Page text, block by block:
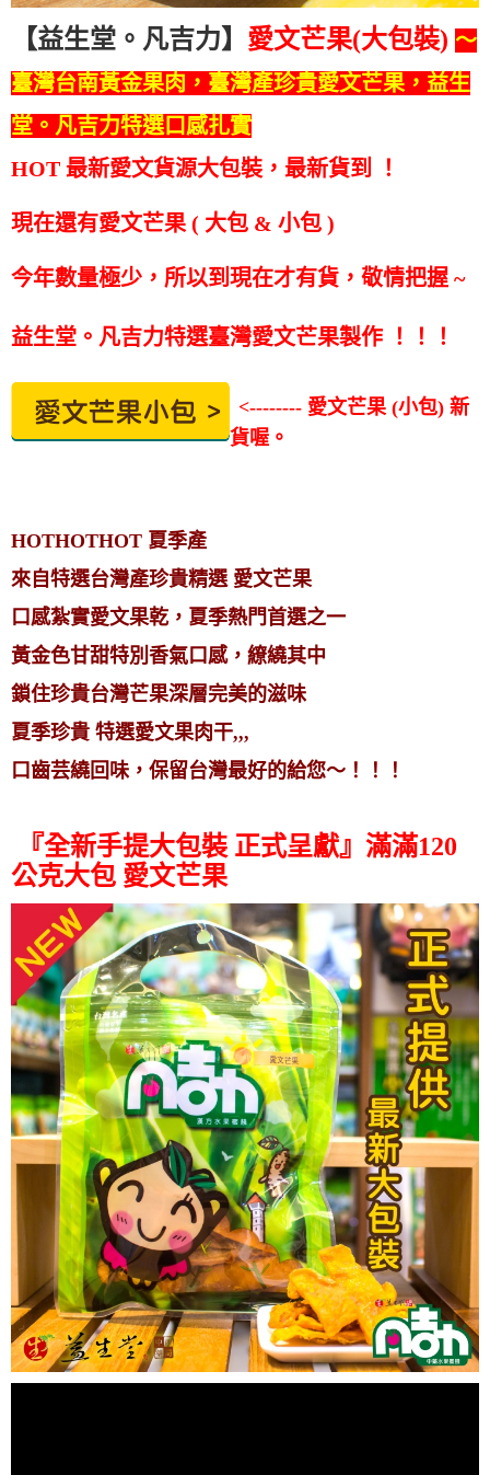
【益生堂。凡吉力】 愛文芒果(大包裝) ～
臺灣台南黃金果肉，臺灣產珍貴愛文芒果，益生
堂。凡吉力特選口感扎實
HOT 最新愛文貨源大包裝，最新貨到 ！
現在還有愛文芒果 ( 大包 & 小包 )
今年數量極少，所以到現在才有貨，敬情把握 ~
益生堂。凡吉力特選臺灣愛文芒果製作 ！！！
<-------- 愛文芒果 (小包) 新
貨喔。
HOTHOTHOT 夏季產
來自特選台灣產珍貴精選 愛文芒果
口感紮實愛文果乾，夏季熱門首選之一
黃金色甘甜特別香氣口感，繚繞其中
鎖住珍貴台灣芒果深層完美的滋味
夏季珍貴 特選愛文果肉干,,,
口齒芸繞回味，保留台灣最好的給您～！！！
『全新手提大包裝 正式呈獻』滿滿120
公克大包 愛文芒果